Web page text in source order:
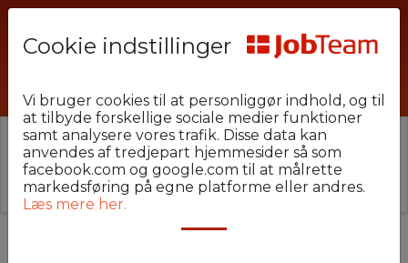
⚠️ Denne jobannonce er udløbet.
Stillingen er ikke længere aktiv, men du kan
lignende annoncer her.
Cookie indstillinger
Vi bruger cookies til at personliggør indhold, og til
at tilbyde forskellige sociale medier funktioner
samt analysere vores trafik. Disse data kan
anvendes af tredjepart hjemmesider så som
facebook.com og google.com til at målrette
markedsføring på egne platforme eller andres.
Læs mere her.